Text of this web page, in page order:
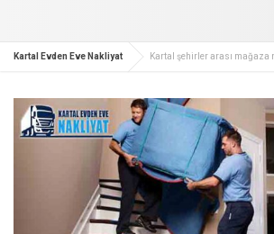
Kartal Evden Eve Nakliyat Kartal şehirler arası mağaza